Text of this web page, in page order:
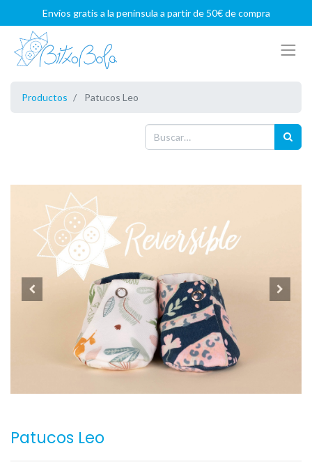
Envíos gratis a la península a partir de 50€ de compra
Productos Patucos Leo
Patucos Leo